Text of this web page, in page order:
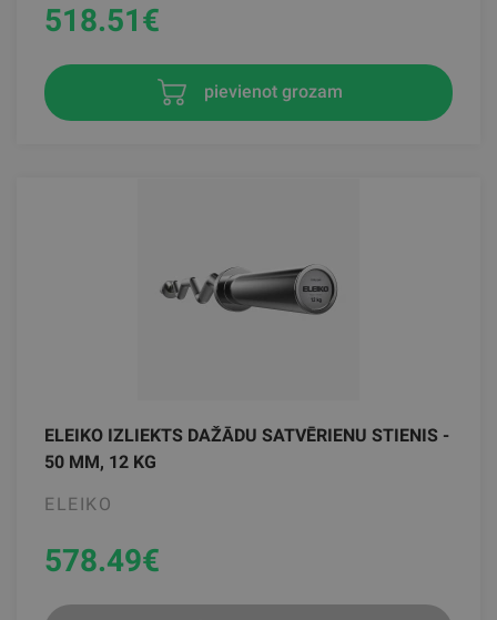
518.51€
pievienot grozam
ELEIKO IZLIEKTS DAŽĀDU SATVĒRIENU STIENIS -
50 MM, 12 KG
ELEIKO
578.49€